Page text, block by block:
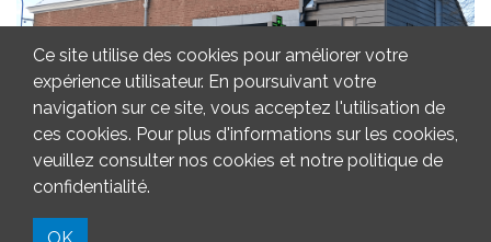
Ce site utilise des cookies pour améliorer votre
expérience utilisateur. En poursuivant votre
navigation sur ce site, vous acceptez l'utilisation de
ces cookies. Pour plus d'informations sur les cookies,
veuillez consulter nos cookies et notre politique de
confidentialité.